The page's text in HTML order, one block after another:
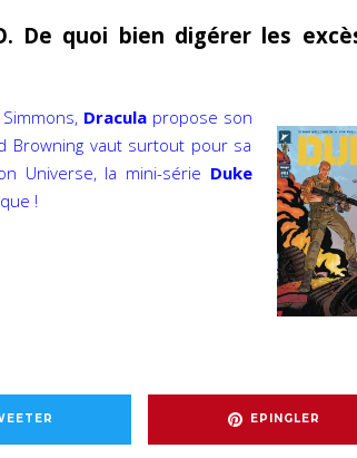
De quoi bien digérer les
Dracula propose son
Browning vaut surtout pour sa
Universe, la mini-série Duke
!
EPINGLER